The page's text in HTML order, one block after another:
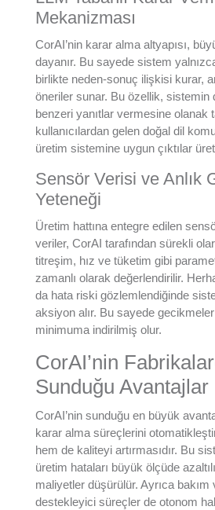
Mekanizması
CorAI’nin karar alma altyapısı,
dayanır. Bu sayede sistem
birlikte neden-sonuç ilişkisi kurar,
öneriler sunar. Bu özellik, sistemin
benzeri yanıtlar vermesine olanak
kullanıcılardan gelen doğal dil
üretim sistemine uygun çıktılar
Sensör Verisi ve Anlık
Yeteneği
Üretim hattına entegre edilen
veriler, CorAI tarafından sürekli
titreşim, hız ve tüketim gibi
zamanlı olarak değerlendirilir.
da hata riski gözlemlendiğinde
aksiyon alır. Bu sayede
minimuma indirilmiş olur.
CorAI’nin
Sunduğu Avantajlar
CorAI’nin sunduğu en büyük
karar alma süreçlerini
hem de kaliteyi artırmasıdır. Bu
üretim hataları büyük ölçüde
maliyetler düşürülür. Ayrıca bakım
destekleyici süreçler de otonom